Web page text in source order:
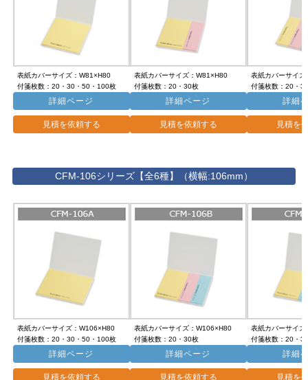
表紙カバーサイズ：W81×H80
付箋枚数：20・30・50・100枚
詳細ページ
見積を依頼する
表紙カバーサイズ：W81×H80
付箋枚数：20・30枚
詳細ページ
見積を依頼する
表紙カバーサイ
付箋枚数：20・
詳細
見積を
CFM-106シリーズ【全6種】（横幅:106mm）
表紙カバーサイズ：W106×H80
付箋枚数：20・30・50・100枚
詳細ページ
見積を依頼する
表紙カバーサイズ：W106×H80
付箋枚数：20・30枚
詳細ページ
見積を依頼する
表紙カバーサイ
付箋枚数：20・
詳細
見積を